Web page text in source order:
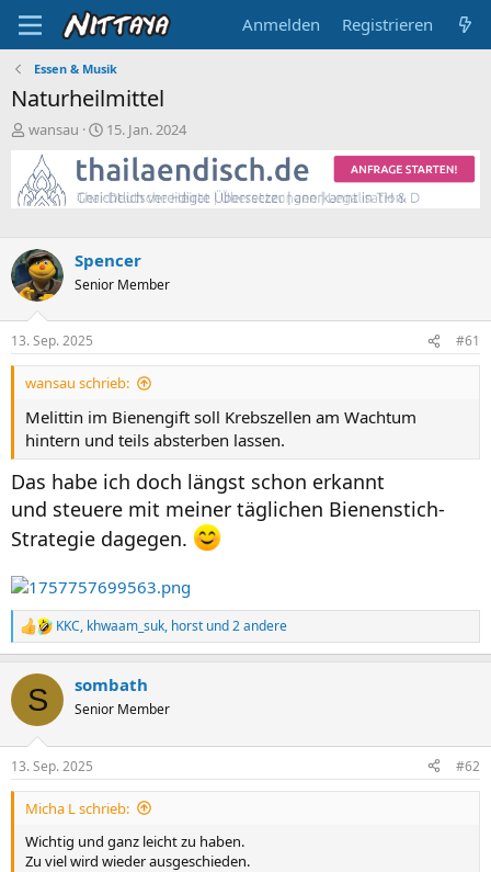
Anmelden Registrieren
Essen & Musik
Naturheilmittel
E
s
t
e
l
e
r
wansau
E
s
t
e
t
a
15. Jan. 2024
Spencer
Senior Member
13. Sep. 2025 #61
wansau schrieb:
Melittin im Bienengift soll Krebszellen am Wachtum
hintern und teils absterben lassen.
Das habe ich doch längst schon erkannt
und steuere mit meiner täglichen Bienenstich-
Strategie dagegen.
R
e
k
i
e
n
KKC, khwaam_suk, horst und 2 andere
S sombath
Senior Member
13. Sep. 2025 #62
Micha L schrieb:
Wichtig und ganz leicht zu haben.
Zu viel wird wieder ausgeschieden.